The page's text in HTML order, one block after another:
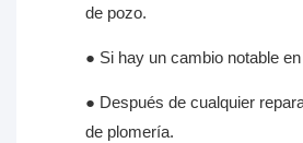
de pozo.
● Si hay un cambio notable
● Después de cualquier
de plomería.